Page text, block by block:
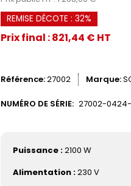
REMISE DÉCOTE : 32%
Prix final : 821,44 € HT
Référence 27002 Marque
NUMÉRO DE SÉRIE: 27002-
Puissance :2100 W
Alimentation :230 V